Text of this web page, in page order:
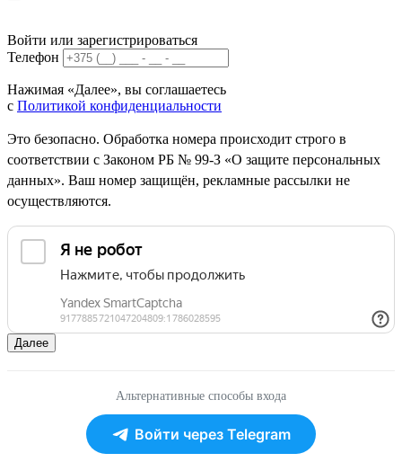
Войти или зарегистрироваться
Телефон
Нажимая «Далее», вы соглашаетесь
с Политикой конфиденциальности
Это безопасно. Обработка номера происходит строго в
соответствии с Законом РБ № 99-З «О защите персональных
данных». Ваш номер защищён, рекламные рассылки не
осуществляются.
Далее
Альтернативные способы входа
Войти через Telegram